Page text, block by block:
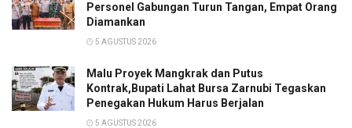
Personel Gabungan Turun Tangan, Empat Orang
Diamankan
5 AGUSTUS 2026
Malu Proyek Mangkrak dan Putus
Kontrak,Bupati Lahat Bursa Zarnubi Tegaskan
Penegakan Hukum Harus Berjalan
5 AGUSTUS 2026